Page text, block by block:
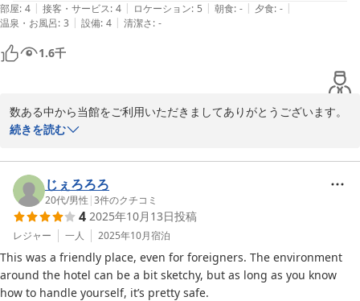
スタッフ一同、心よりお待ちしております。
ＢＡＫＵＲＯ － ＤＯＹＡＮＥＮ ＨＯＴＥＬＳ
面所も致し方ない
と思いました。案内してくれた可愛いお姉さんも明るくとても良い接客
でした、部屋は清潔ですしYOUTUBE三昧で有意義に過ごせました、リ
ピします。
部屋: 4 | 接客・サービス: 4 | ロケーション: 5 | 朝食: - | 夕食: - |
温泉・お風呂: 3 | 設備: 4 | 清潔さ: -
1.6千
数ある中から当館をご利用いただきましてありがとうございます。
また嬉しい口コミ投稿もありがとうございます。
ございましたら、ご利用お待ちしております。
2025-11-10
続きを読む
じぇろろろ
20代/男性 |3件のクチコミ
4 2025年10月13日投稿
レジャー 一人 2025年10月宿泊
This was a friendly place, even for foreigners. The environment
around the hotel can be a bit sketchy, but as long as you know
how to handle yourself, it’s pretty safe.